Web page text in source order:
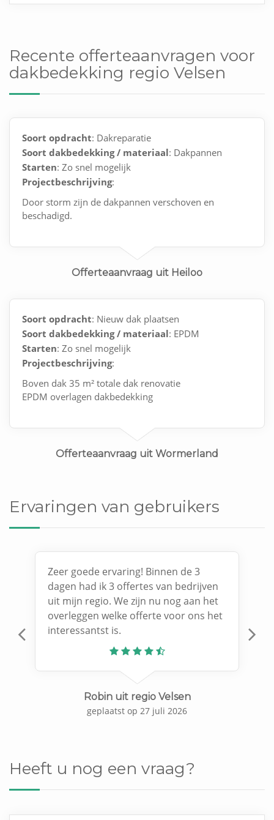
Recente offerteaanvragen voor
dakbedekking regio Velsen
Soort opdracht: Dakreparatie
Soort dakbedekking / materiaal: Dakpannen
Starten: Zo snel mogelijk
Projectbeschrijving:
Door storm zijn de dakpannen verschoven en
beschadigd.
Offerteaanvraag uit Heiloo
Soort opdracht: Nieuw dak plaatsen
Soort dakbedekking / materiaal: EPDM
Starten: Zo snel mogelijk
Projectbeschrijving:
Boven dak 35 m² totale dak renovatie
EPDM overlagen dakbedekking
Offerteaanvraag uit Wormerland
Ervaringen van gebruikers
Zeer goede ervaring! Binnen de 3
dagen had ik 3 offertes van bedrijven
uit mijn regio. We zijn nu nog aan het
overleggen welke offerte voor ons het
interessantst is.
Robin uit regio Velsen
geplaatst op 27 juli 2026
Previous
Heeft u nog een vraag?